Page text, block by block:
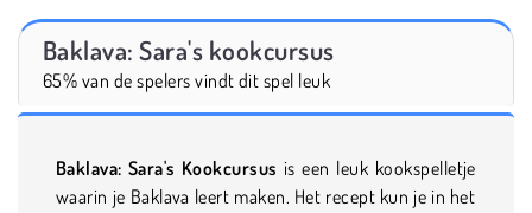
Baklava: Sara's kookcursus
65% van de spelers vindt dit spel leuk
Baklava: Sara's Kookcursus is een leuk kookspelletje
waarin je Baklava leert maken. Het recept kun je in het